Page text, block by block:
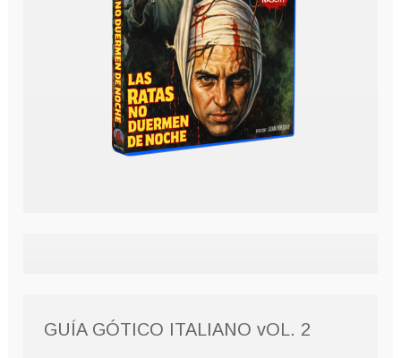
GUÍA GÓTICO ITALIANO vOL. 2